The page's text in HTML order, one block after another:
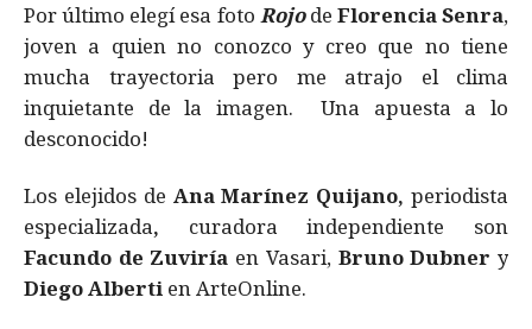
Por último elegí esa foto Rojode Florencia Senra,
joven a quien no conozco y creo que no tiene
mucha trayectoria pero me atrajo el clima
inquietante de la imagen. Una apuesta a lo
desconocido!
Los elejidos de Ana Marínez Quijano,periodista
especializada, curadora independiente son
Facundo de Zuviría en Vasari, Bruno Dubner y
Diego Alberti en ArteOnline.